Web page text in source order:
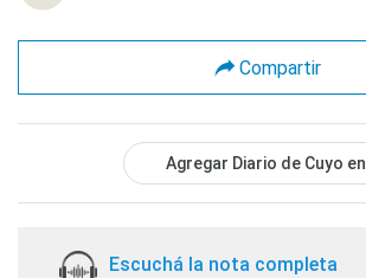
Compartir
Agregar Diario de Cuyo en
Escuchá la nota completa